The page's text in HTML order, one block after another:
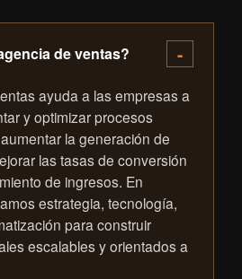
de ventas?
ayuda a las empresas a
y optimizar procesos
la generación de
las tasas de conversión
de ingresos. En
estrategia, tecnología,
para construir
escalables y orientados a